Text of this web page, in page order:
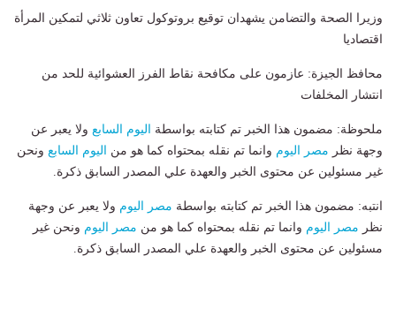
وزيرا الصحة والتضامن يشهدان توقيع بروتوكول تعاون ثلاثي لتمكين المرأة
اقتصاديا
محافظ الجيزة: عازمون على مكافحة نقاط الفرز العشوائية للحد من
انتشار المخلفات
ملحوظة: مضمون هذا الخبر تم كتابته بواسطة اليوم السابع ولا يعبر عن
وجهة نظر مصر اليوم وانما تم نقله بمحتواه كما هو من اليوم السابع ونحن
غير مسئولين عن محتوى الخبر والعهدة علي المصدر السابق ذكرة.
انتبه: مضمون هذا الخبر تم كتابته بواسطة مصر اليوم ولا يعبر عن وجهة
نظر مصر اليوم وانما تم نقله بمحتواه كما هو من مصر اليوم ونحن غير
مسئولين عن محتوى الخبر والعهدة علي المصدر السابق ذكرة.